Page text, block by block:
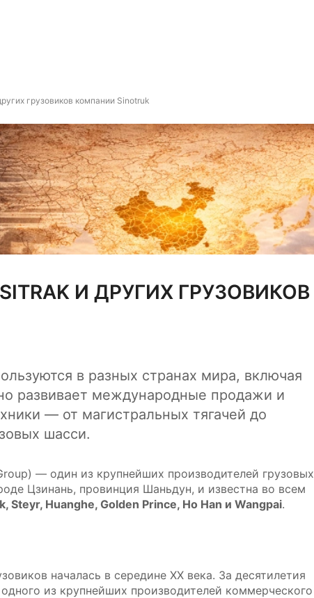
грузовиков компании Sinotruk
И ДРУГИХ ГРУЗОВИКОВ
в разных странах мира, включая
развивает международные продажи и
— от магистральных тягачей до
шасси.
— один из крупнейших производителей грузовых
Цзинань, провинция Шаньдун, и известна во всем
Steyr, Huanghe, Golden Prince, Ho Han и Wangpai.
началась в середине XX века. За десятилетия
из крупнейших производителей коммерческого